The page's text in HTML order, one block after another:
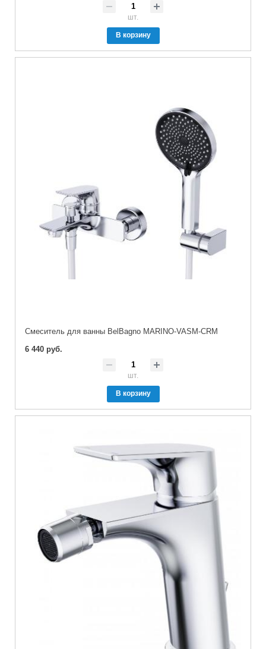
шт.
В корзину
Смеситель для ванны BelBagno MARINO-VASM-CRM
6 440 руб.
шт.
В корзину